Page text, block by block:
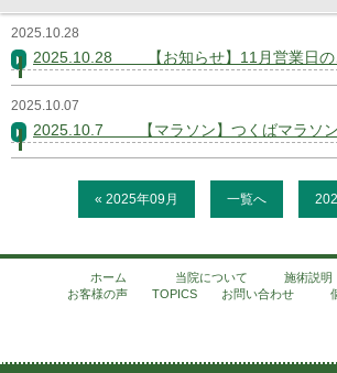
お客様の声
TOPICS
お問い合わせ
2025.10.28
2025.10.28 【お知らせ】11月営業日の
2025.10.07
2025.10.7 【マラソン】つくばマラソン
« 2025年09月 一覧へ
ホーム 当院について 施術説明
お客様の声
TOPICS お問い合わせ